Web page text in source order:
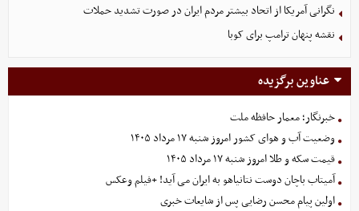
نگرانی آمریکا از اتحاد بیشتر مردم ایران در صورت تشدید حملات
نقشه پنهان ترامپ برای کوبا
عناوین برگزیده
خبرنگار؛ معمار حافظه ملت
وضعیت آب و هوای کشور امروز شنبه ۱۷ مرداد ۱۴۰۵
قیمت سکه و طلا امروز شنبه ۱۷ مرداد ۱۴۰۵
آمیتاب باچان دوست نتانیاهو به ایران می آید! +فیلم وعکس
اولین پیام محسن رضایی پس از شایعات خبری